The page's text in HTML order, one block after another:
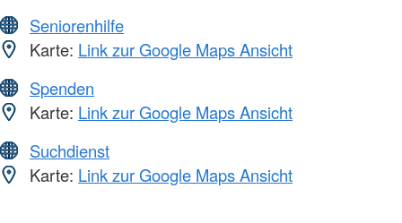
Seniorenhilfe
Karte: Link zur Google Maps Ansicht
Spenden
Karte: Link zur Google Maps Ansicht
Suchdienst
Karte: Link zur Google Maps Ansicht